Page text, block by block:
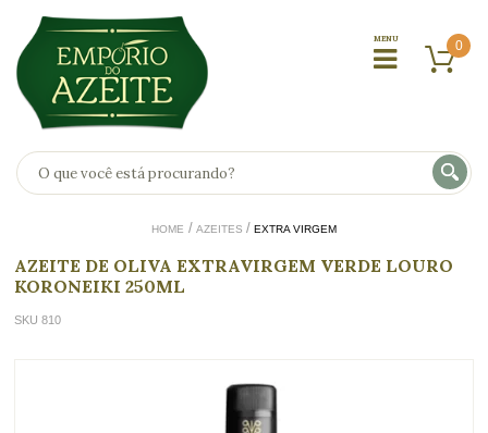
0
HOME AZEITES EXTRA VIRGEM
AZEITE DE OLIVA EXTRAVIRGEM VERDE LOURO
KORONEIKI 250ML
SKU 810